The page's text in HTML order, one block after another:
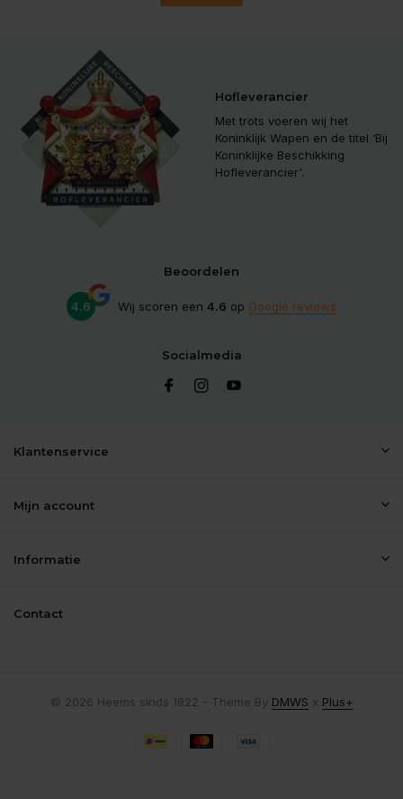
Hofleverancier
Met trots voeren wij het
Koninklijk Wapen en de titel ‘Bij
Koninklijke Beschikking
Hofleverancier'.
Beoordelen
4.6 Wij scoren een 4.6 op Google reviews
Socialmedia
Klantenservice
Mijn account
Informatie
Contact
© 2026 Heems sinds 1822 - Theme By DMWS x Plus+